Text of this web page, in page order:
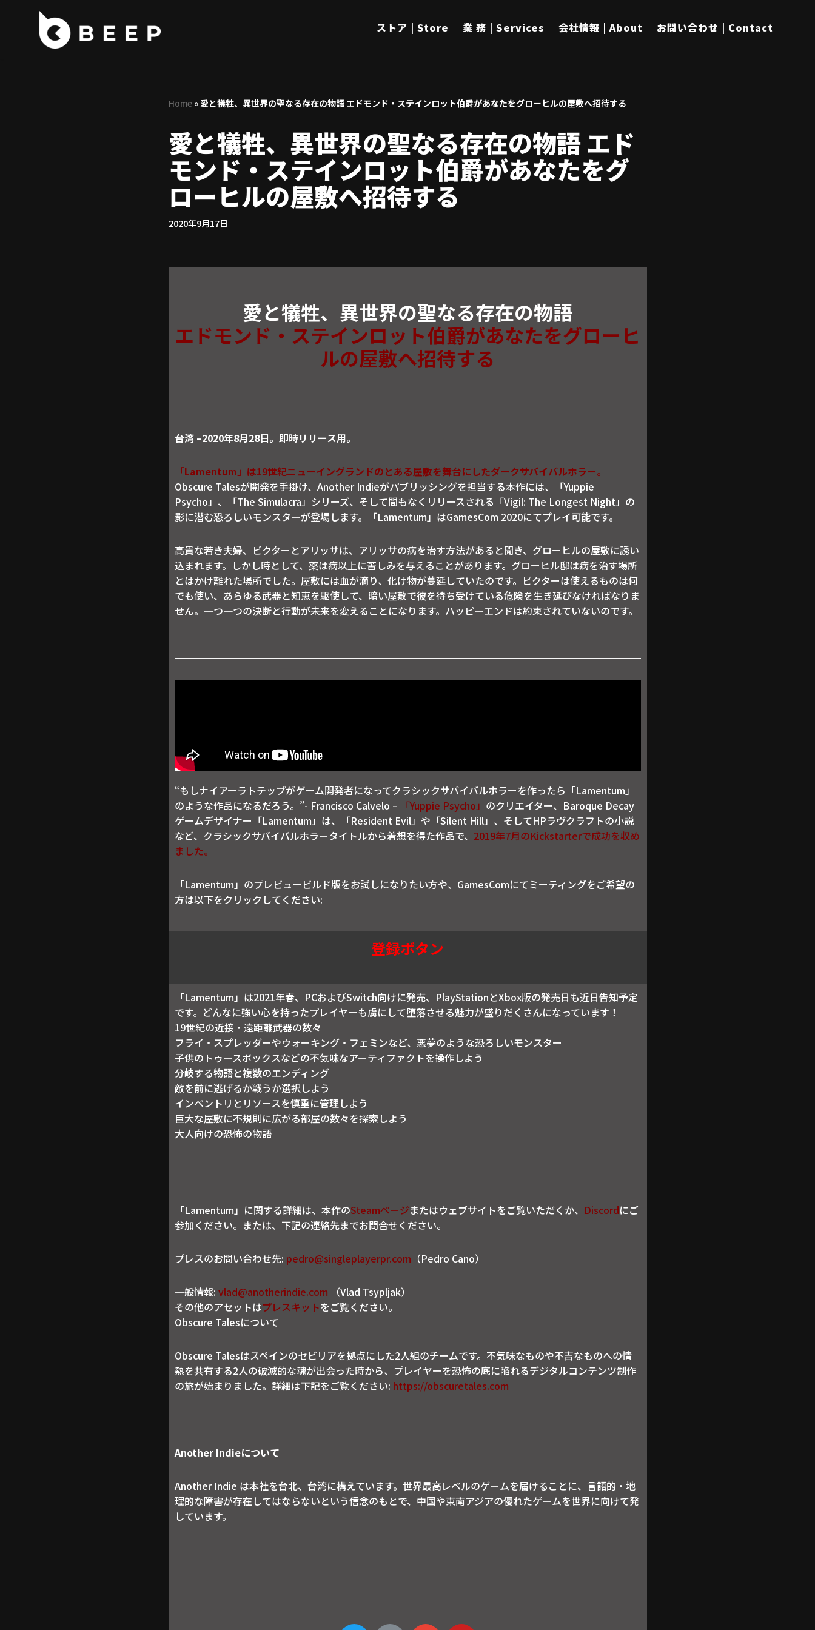
ストア | Store 業 務 | Services 会社情報 | About お問い合わせ | Contact
Home» 愛と犠牲、異世界の聖なる存在の物語 エドモンド・ステインロット伯爵があなたをグローヒルの屋敷へ招待する
愛と犠牲、異世界の聖なる存在の物語 エド
モンド・ステインロット伯爵があなたをグ
ローヒルの屋敷へ招待する
2020年9月17日
愛と犠牲、異世界の聖なる存在の物語
エドモンド・ステインロット伯爵があなたをグローヒ
ルの屋敷へ招待する
台湾 –2020年8月28日。即時リリース用。
「Lamentum」は19世紀ニューイングランドのとある屋敷を舞台にしたダークサバイバルホラー。
Obscure Talesが開発を手掛け、Another Indieがパブリッシングを担当する本作には、「Yuppie
Psycho」、「The Simulacra」シリーズ、そして間もなくリリースされる「Vigil: The Longest Night」の
影に潜む恐ろしいモンスターが登場します。「Lamentum」はGamesCom 2020にてプレイ可能です。
高貴な若き夫婦、ビクターとアリッサは、アリッサの病を治す方法があると聞き、グローヒルの屋敷に誘い
込まれます。しかし時として、薬は病以上に苦しみを与えることがあります。グローヒル邸は病を治す場所
とはかけ離れた場所でした。屋敷には血が滴り、化け物が蔓延していたのです。ビクターは使えるものは何
でも使い、あらゆる武器と知恵を駆使して、暗い屋敷で彼を待ち受けている危険を生き延びなければなりま
せん。一つ一つの決断と行動が未来を変えることになります。ハッピーエンドは約束されていないのです。
“もしナイアーラトテップがゲーム開発者になってクラシックサバイバルホラーを作ったら「Lamentum」
のような作品になるだろう。”- Francisco Calvelo –
「Yuppie Psycho」 のクリエイター、Baroque Decay
ゲームデザイナー「Lamentum」は、「Resident Evil」や「Silent Hill」、そしてHPラヴクラフトの小説
など、クラシックサバイバルホラータイトルから着想を得た作品で、 2019年7月のKickstarterで成功を収め
ました。
「Lamentum」のプレビュービルド版をお試しになりたい方や、GamesComにてミーティングをご希望の
方は以下をクリックしてください:
登録ボタン
「Lamentum」は2021年春、PCおよびSwitch向けに発売、PlayStationとXbox版の発売日も近日告知予定
です。どんなに強い心を持ったプレイヤーも虜にして堕落させる魅力が盛りだくさんになっています！
19世紀の近接・遠距離武器の数々
フライ・スプレッダーやウォーキング・フェミンなど、悪夢のような恐ろしいモンスター
子供のトゥースボックスなどの不気味なアーティファクトを操作しよう
分岐する物語と複数のエンディング
敵を前に逃げるか戦うか選択しよう
インベントリとリソースを慎重に管理しよう
巨大な屋敷に不規則に広がる部屋の数々を探索しよう
大人向けの恐怖の物語
「Lamentum」に関する詳細は、本作のSteamページまたはウェブサイトをご覧いただくか、 Discordにご
参加ください。または、下記の連絡先までお問合せください。
プレスのお問い合わせ先: pedro@singleplayerpr.com （Pedro Cano）
一般情報: vlad@anotherindie.com （Vlad Tsypljak）
その他のアセットはプレスキットをご覧ください。
Obscure Talesについて
Obscure Talesはスペインのセビリアを拠点にした2人組のチームです。不気味なものや不吉なものへの情
熱を共有する2人の破滅的な魂が出会った時から、プレイヤーを恐怖の底に陥れるデジタルコンテンツ制作
の旅が始まりました。詳細は下記をご覧ください: https://obscuretales.com
Another Indieについて
Another Indie は本社を台北、台湾に構えています。世界最高レベルのゲームを届けることに、言語的・地
理的な障害が存在してはならないという信念のもとで、中国や東南アジアの優れたゲームを世界に向けて発
しています。